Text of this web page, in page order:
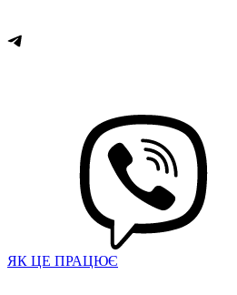
ЯК ЦЕ ПРАЦЮЄ